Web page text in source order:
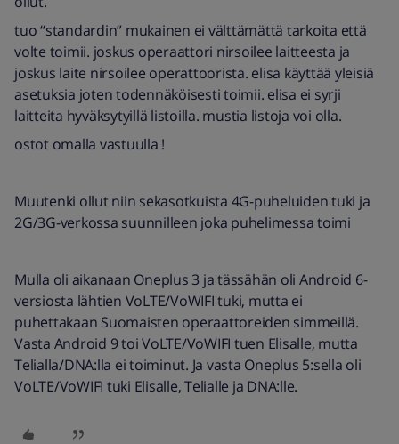
tuo “standardin” mukainen ei välttämättä tarkoita että
volte toimii. joskus operaattori nirsoilee laitteesta ja
joskus laite nirsoilee operattoorista. elisa käyttää yleisiä
asetuksia joten todennäköisesti toimii. elisa ei syrji
laitteita hyväksytyillä listoilla. mustia listoja voi olla.
ostot omalla vastuulla !
Muutenki ollut niin sekasotkuista 4G-puheluiden tuki ja
2G/3G-verkossa suunnilleen joka puhelimessa toimi
Mulla oli aikanaan Oneplus 3 ja tässähän oli Android 6-
versiosta lähtien VoLTE/VoWIFI tuki, mutta ei
puhettakaan Suomaisten operaattoreiden simmeillä.
Vasta Android 9 toi VoLTE/VoWIFI tuen Elisalle, mutta
Telialla/DNA:lla ei toiminut. Ja vasta Oneplus 5:sella oli
VoLTE/VoWIFI tuki Elisalle, Telialle ja DNA:lle.